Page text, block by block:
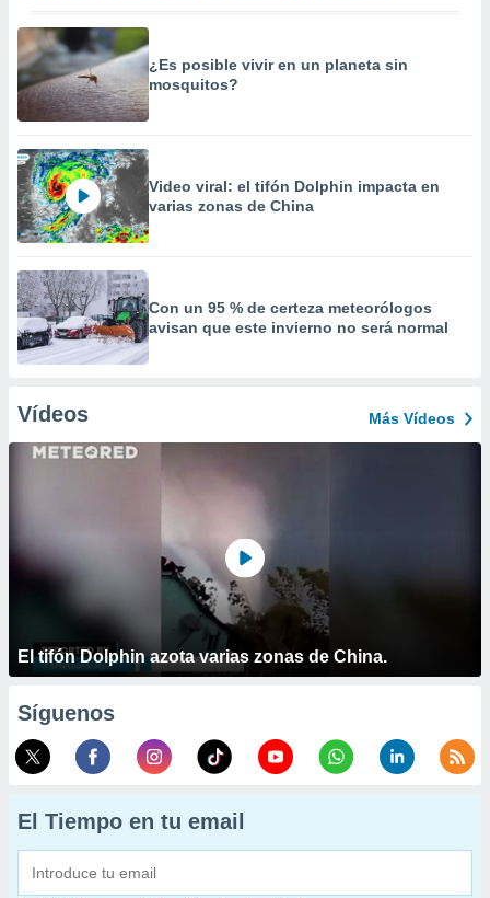
¿Es posible vivir en un planeta sin
mosquitos?
Video viral: el tifón Dolphin impacta en
varias zonas de China
Con un 95 % de certeza meteorólogos
avisan que este invierno no será normal
Vídeos Más Vídeos
El tifón Dolphin azota varias zonas de China.
Síguenos
El Tiempo en tu email